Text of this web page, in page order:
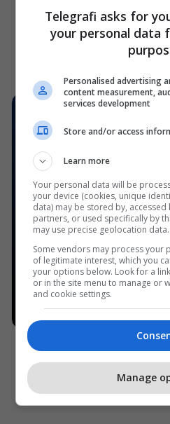
Telegrafi asks for
your personal data
Personalised advertising
content measurement,
services development
Store and/or access
Learn more
Your personal data will be
your device (cookies, unique
data) may be stored by,
partners, or used specifically by
may use precise geolocation data.
Some vendors may process your
of legitimate interest, which you
your options below. Look for a
or in the site menu to manage or
and cookie settings.
Manage